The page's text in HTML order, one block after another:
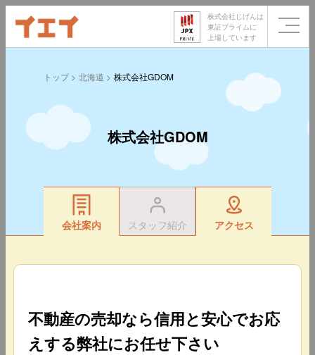
株式会社じげんは
東証プライムに
上場しています
トップ 北海道 株式会社GDOM
株式会社GDOM
会社案内 スタッフ紹介 アクセス
不動産の売却なら信用と安心でお応
えする弊社にお任せ下さい